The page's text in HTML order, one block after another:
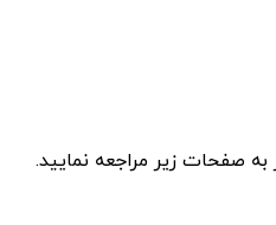
صفحات زیر مراجعه نمایید.